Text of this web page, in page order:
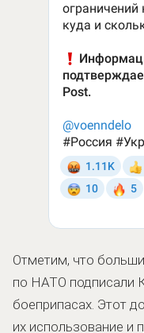
Отметим, что
по НАТО подписали
боеприпасах. Этот
их использование и